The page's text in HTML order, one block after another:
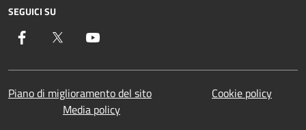
SEGUICI SU
Facebook Twitter
Piano di miglioramento del sito
Cookie policy
Media policy